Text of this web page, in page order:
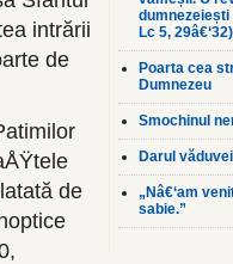
dumnezeiești
Lc 5, 29â€‘32)
Poarta cea
Dumnezeu
Smochinul
Darul
„Nâ€‘am
sabie.”
intrării
de
de